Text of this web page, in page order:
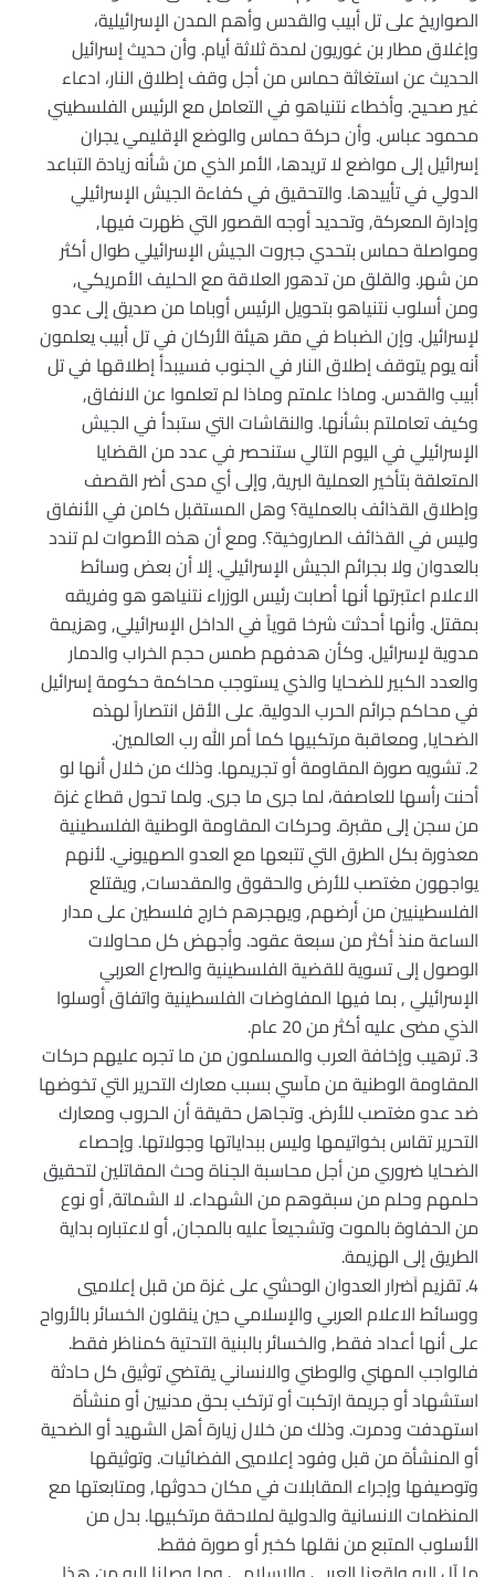
الصواريخ على تل أبيب والقدس وأهم المدن الإسرائيلية،
وإغلاق مطار بن غوريون لمدة ثلاثة أيام. وأن حديث إسرائيل
الحديث عن استغاثة حماس من أجل وقف إطلاق النار، ادعاء
غير صحيح. وأخطاء نتنياهو في التعامل مع الرئيس الفلسطيني
محمود عباس. وأن حركة حماس والوضع الإقليمي يجران
إسرائيل إلى مواضع لا تريدها، الأمر الذي من شأنه زيادة التباعد
الدولي في تأييدها. والتحقيق في كفاءة الجيش الإسرائيلي
وإدارة المعركة, وتحديد أوجه القصور التي ظهرت فيها,
ومواصلة حماس بتحدي جبروت الجيش الإسرائيلي طوال أكثر
من شهر. والقلق من تدهور العلاقة مع الحليف الأمريكي,
ومن أسلوب نتنياهو بتحويل الرئيس أوباما من صديق إلى عدو
لإسرائيل. وإن الضباط في مقر هيئة الأركان في تل أبيب يعلمون
أنه يوم يتوقف إطلاق النار في الجنوب فسيبدأ إطلاقها في تل
أبيب والقدس. وماذا علمتم وماذا لم تعلموا عن الانفاق,
وكيف تعاملتم بشأنها. والنقاشات التي ستبدأ في الجيش
الإسرائيلي في اليوم التالي ستنحصر في عدد من القضايا
المتعلقة بتأخير العملية البرية, وإلى أي مدى أضر القصف
وإطلاق القذائف بالعملية؟ وهل المستقبل كامن في الأنفاق
وليس في القذائف الصاروخية؟. ومع أن هذه الأصوات لم تندد
بالعدوان ولا بجرائم الجيش الإسرائيلي. إلا أن بعض وسائط
الاعلام اعتبرتها أنها أصابت رئيس الوزراء نتنياهو هو وفريقه
بمقتل. وأنها أحدثت شرخا قوياً في الداخل الإسرائيلي, وهزيمة
مدوية لإسرائيل. وكأن هدفهم طمس حجم الخراب والدمار
والعدد الكبير للضحايا والذي يستوجب محاكمة حكومة إسرائيل
في محاكم جرائم الحرب الدولية. على الأقل انتصاراً لهذه
الضحايا, ومعاقبة مرتكبيها كما أمر الله رب العالمين.
2. تشويه صورة المقاومة أو تجريمها. وذلك من خلال أنها لو
أحنت رأسها للعاصفة، لما جرى ما جرى. ولما تحول قطاع غزة
من سجن إلى مقبرة. وحركات المقاومة الوطنية الفلسطينية
معذورة بكل الطرق التي تتبعها مع العدو الصهيوني. لأنهم
يواجهون مغتصب للأرض والحقوق والمقدسات, ويقتلع
الفلسطينيين من أرضهم, ويهجرهم خارج فلسطين على مدار
الساعة منذ أكثر من سبعة عقود. وأجهض كل محاولات
الوصول إلى تسوية للقضية الفلسطينية والصراع العربي
الإسرائيلي , بما فيها المفاوضات الفلسطينية واتفاق أوسلوا
الذي مضى عليه أكثر من 20 عام.
3. ترهيب وإخافة العرب والمسلمون من ما تجره عليهم حركات
المقاومة الوطنية من مآسي بسبب معارك التحرير التي تخوضها
ضد عدو مغتصب للأرض. وتجاهل حقيقة أن الحروب ومعارك
التحرير تقاس بخواتيمها وليس ببداياتها وجولاتها. وإحصاء
الضحايا ضروري من أجل محاسبة الجناة وحث المقاتلين لتحقيق
حلمهم وحلم من سبقوهم من الشهداء. لا الشماتة, أو نوع
من الحفاوة بالموت وتشجيعاً عليه بالمجان, أو لاعتباره بداية
الطريق إلى الهزيمة.
4. تقزيم اَضرار العدوان الوحشي على غزة من قبل إعلاميي
ووسائط الاعلام العربي والإسلامي حين ينقلون الخسائر بالأرواح
على أنها أعداد فقط, والخسائر بالبنية التحتية كمناظر فقط.
فالواجب المهني والوطني والانساني يقتضي توثيق كل حادثة
استشهاد أو جريمة ارتكبت أو ترتكب بحق مدنيين أو منشأة
استهدفت ودمرت. وذلك من خلال زيارة أهل الشهيد أو الضحية
أو المنشأة من قبل وفود إعلاميي الفضائيات. وتوثيقها
وتوصيفها وإجراء المقابلات في مكان حدوثها, ومتابعتها مع
المنظمات الانسانية والدولية لملاحقة مرتكبيها. بدل من
الأسلوب المتبع من نقلها كخبر أو صورة فقط.